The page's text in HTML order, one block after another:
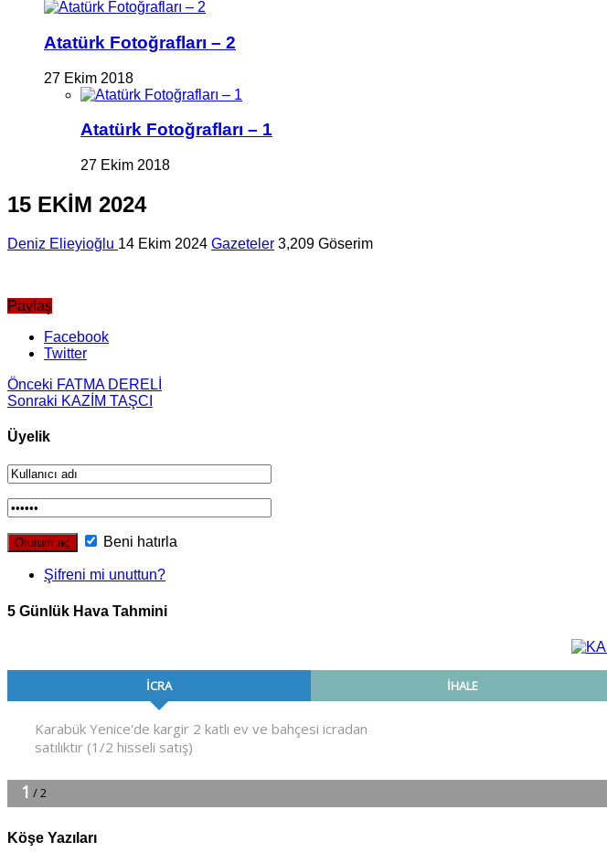
Atatürk Fotoğrafları – 2
27 Ekim 2018
Atatürk Fotoğrafları – 1
27 Ekim 2018
15 EKİM 2024
Deniz Elieyioğlu 14 Ekim 2024 Gazeteler 3,209 Göserim
Paylaş
Facebook
Twitter
Önceki FATMA DERELİ
Sonraki KAZİM TAŞCI
Üyelik
Beni hatırla
Şifreni mi unuttun?
5 Günlük Hava Tahmini
Köşe Yazıları